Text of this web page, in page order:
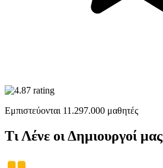
Εμπιστεύονται 11.297.000 μαθητές
Τι Λένε οι Δημιουργοί μας